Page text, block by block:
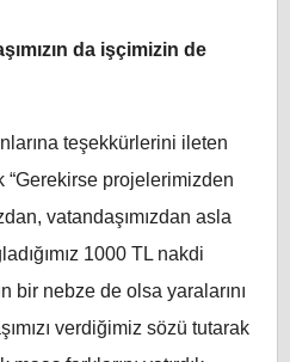
da işçimizin de
teşekkürlerini ileten
projelerimizden
vatandaşımızdan asla
1000 TL nakdi
bir nebze de olsa yaralarını
verdiğimiz sözü tutarak